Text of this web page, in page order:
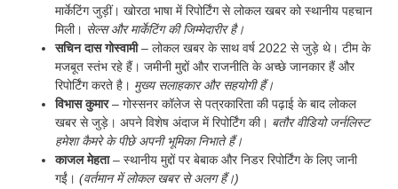
मार्केटिंग जुड़ीं। खोरठा भाषा में रिपोर्टिंग से लोकल खबर को स्थानीय पहचान
मिली। सेल्‍स और मार्केटिंग की जिम्‍मेदारीर है।
सचिन दास गोस्वामी– लोकल खबर के साथ वर्ष 2022 से जुड़े थे। टीम के
मजबूत स्तंभ रहे हैं। जमीनी मुद्दों और राजनीति के अच्छे जानकार हैं और
रिपोर्टिंग करते है। मुख्‍य सलाहकार और सहयोगी हैं।
विभास कुमार– गोस्सनर कॉलेज से पत्रकारिता की पढ़ाई के बाद लोकल
खबर से जुड़े। अपने विशेष अंदाज में रिपोर्टिंग की। बतौर वीडियो जर्नलिस्‍ट
हमेशा कैमरे के पीछे अपनी भूमिका निभाते हैं।
काजल मेहता– स्थानीय मुद्दों पर बेबाक और निडर रिपोर्टिंग के लिए जानी
गईं। (वर्तमान में लोकल खबर से अलग हैं।)